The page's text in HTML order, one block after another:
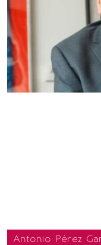
Antonio Pérez